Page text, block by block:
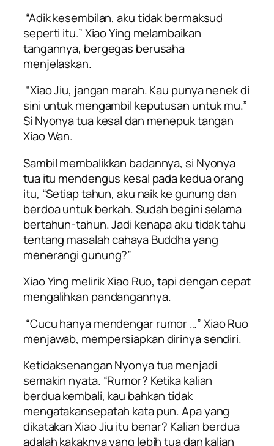
“Adik kesembilan, aku tidak bermaksud
seperti itu.” Xiao Ying melambaikan
tangannya, bergegas berusaha
menjelaskan.
“Xiao Jiu, jangan marah. Kau punya nenek di
sini untuk mengambil keputusan untuk mu.”
Si Nyonya tua kesal dan menepuk tangan
Xiao Wan.
Sambil membalikkan badannya, si Nyonya
tua itu mendengus kesal pada kedua orang
itu, “Setiap tahun, aku naik ke gunung dan
berdoa untuk berkah. Sudah begini selama
bertahun-tahun. Jadi kenapa aku tidak tahu
tentang masalah cahaya Buddha yang
menerangi gunung?”
Xiao Ying melirik Xiao Ruo, tapi dengan cepat
mengalihkan pandangannya.
“Cucu hanya mendengar rumor …” Xiao Ruo
menjawab, mempersiapkan dirinya sendiri.
Ketidaksenangan Nyonya tua menjadi
semakin nyata. “Rumor? Ketika kalian
berdua kembali, kau bahkan tidak
mengatakansepatah kata pun. Apa yang
dikatakan Xiao Jiu itu benar? Kalian berdua
adalah kakaknya yang lebih tua dan kalian